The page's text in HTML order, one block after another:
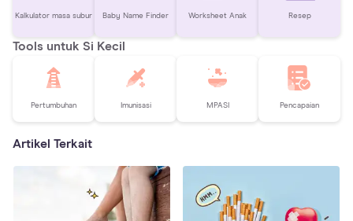
Kalkulator masa subur Baby Name Finder Worksheet Anak Resep
Tools untuk Si Kecil
Pertumbuhan Imunisasi MPASI Pencapaian
Artikel Terkait